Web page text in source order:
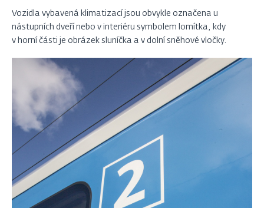
Vozidla vybavená klimatizací jsou obvykle označena u
nástupních dveří nebo v interiéru symbolem lomítka, kdy
v horní části je obrázek sluníčka a v dolní sněhové vločky.